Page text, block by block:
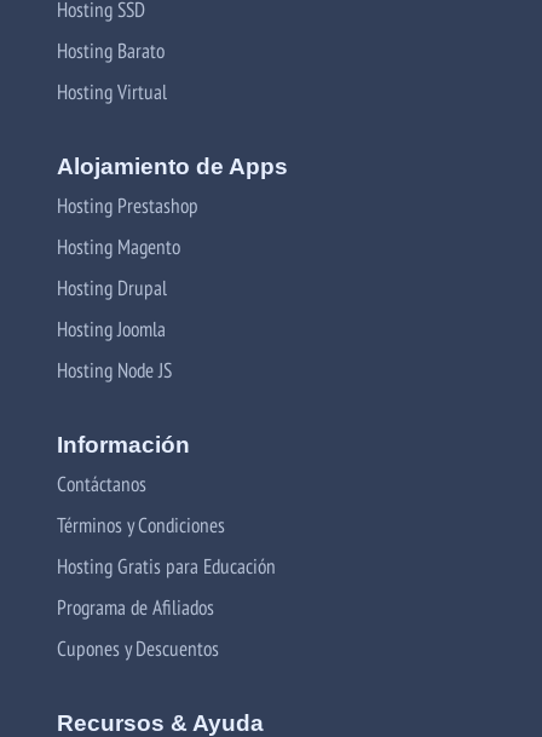
Hosting SSD
Hosting Barato
Hosting Virtual
Alojamiento de Apps
Hosting Prestashop
Hosting Magento
Hosting Drupal
Hosting Joomla
Hosting Node JS
Información
Contáctanos
Términos y Condiciones
Hosting Gratis para Educación
Programa de Afiliados
Cupones y Descuentos
Recursos & Ayuda